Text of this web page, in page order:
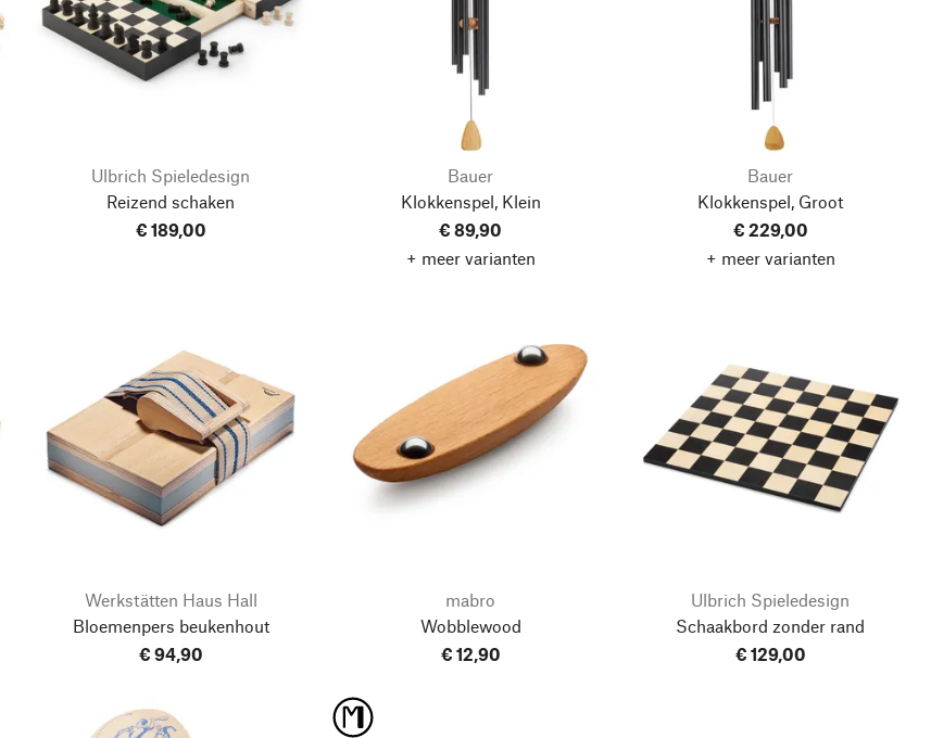
Ulbrich Spieledesign
Reizend schaken
€ 189,00
Bauer
Klokkenspel, Klein
€ 89,90
+ meer varianten
Bauer
Klokkenspel, Groot
€ 229,00
+ meer varianten
Werkstätten Haus Hall
Bloemenpers beukenhout
€ 94,90
mabro
Wobblewood
€ 12,90
Ulbrich Spieledesign
Schaakbord zonder rand
€ 129,00